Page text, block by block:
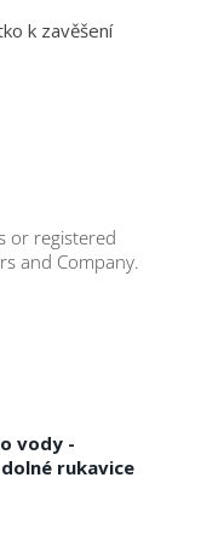
k zavěšení
or registered
and Company.
vody -
rukavice